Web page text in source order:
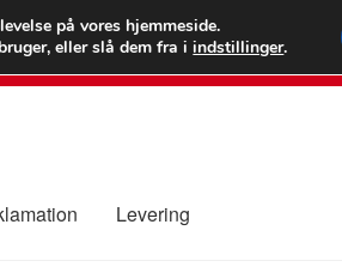
Levering
på vores hjemmeside.
eller slå dem fra iindstillinger.